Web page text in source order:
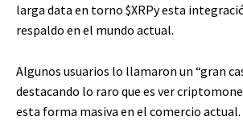
larga data en torno $XRPy esta
respaldo en el mundo actual.
Algunos usuarios lo llamaron un “gran
destacando lo raro que es ver
esta forma masiva en el comercio actual.